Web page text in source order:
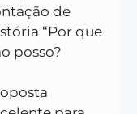
de
“Por que
posso?